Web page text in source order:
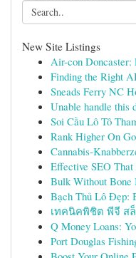
New Site Listings
Air-con Doncaster:
Finding the Right
Sneads Ferry NC
Unable handle this
Soi Cầu Lô Tô
Rank Higher On
Cannabis-
Effective SEO
Bulk Without
Bạch Thủ Lô Đẹp:
เทคนิคพิชิต พีจี ส
Q Money Loans:
Port Douglas